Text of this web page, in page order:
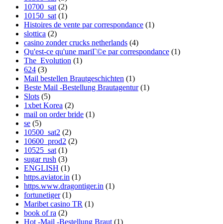
10700_sat (2)
10150_sat (1)
Histoires de vente par correspondance (1)
slottica (2)
casino zonder crucks netherlands (4)
Qu'est-ce qu'une mariГ©e par correspondance (1)
The_Evolution (1)
624 (3)
Mail bestellen Brautgeschichten (1)
Beste Mail -Bestellung Brautagentur(1)
Slots (5)
1xbet Korea (2)
mail on order bride (1)
se (5)
10500_sat2 (2)
10600_prod2 (2)
10525_sat (1)
sugar rush (3)
ENGLISH (1)
https.aviator.in (1)
https.www.dragontiger.in (1)
fortunetiger(1)
Maribet casino TR (1)
book of ra (2)
Hot -Mail -Bestellung Braut (1)